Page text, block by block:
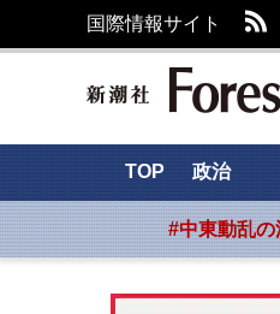
国際情報サイト
TOP 政治
#中東動乱の